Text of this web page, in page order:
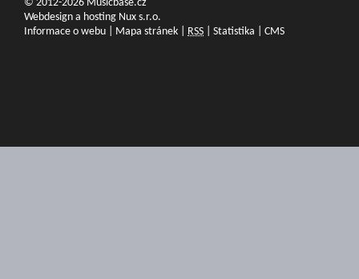
© 2012-2026 Musicbase.cz
Webdesign a hosting Nux s.r.o.
Informace o webu
Mapa stránek RSS Statistika CMS